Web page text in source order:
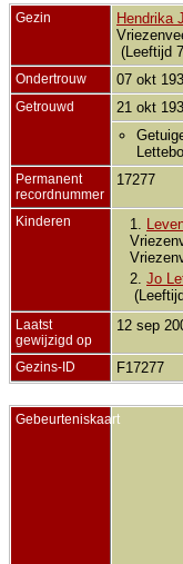
Gezin Hendrika
(Leeftijd
Ondertrouw 07 okt
Getrouwd 21 okt
Permanent
recordnummer
17277
Kinderen 1.
2. Jo
Laatst
gewijzigd op
12 sep
Gezins-ID F17277
Gebeurteniskaart